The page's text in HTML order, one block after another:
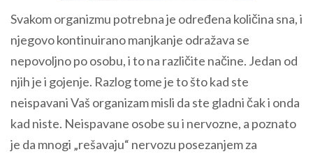
Svakom organizmu potrebna je određena količina sna, i
njegovo kontinuirano manjkanje odražava se
nepovoljno po osobu, i to na različite načine. Jedan od
njih je i gojenje. Razlog tome je to što kad ste
neispavani Vaš organizam misli da ste gladni čak i onda
kad niste. Neispavane osobe su i nervozne, a poznato
je da mnogi „rešavaju“ nervozu posezanjem za